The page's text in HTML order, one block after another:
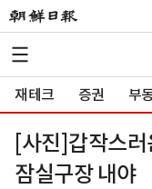
재테크 증권 부
[사진]갑작스
잠실구장 내야